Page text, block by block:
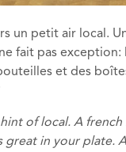
un petit air local.
fait pas
et des
hint of local. A
great in your plate.